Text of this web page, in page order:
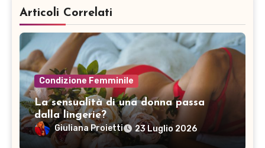
Articoli Correlati
Condizione Femminile
La sensualità di una donna passa
dalla lingerie?
Giuliana Proietti 23 Luglio 2026